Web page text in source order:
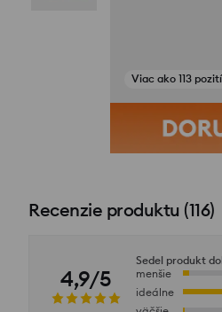
Viac ako 113
Zobraziť
Recenzie produktu (116)
4,9/5
Sedel produkt
menšie
ideálne